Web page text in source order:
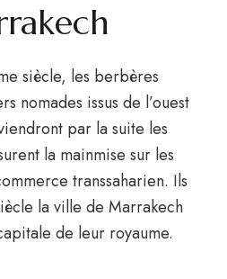
siècle, les berbères
nomades issus de l’ouest
par la suite les
la mainmise sur les
transsaharien. Ils
la ville de Marrakech
de leur royaume.